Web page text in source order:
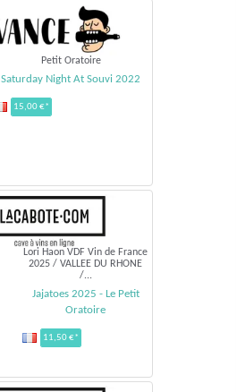
Petit Oratoire
Saturday Night At Souvi 2022
15,00 €*
Lori Haon VDF Vin de France
2025 / VALLEE DU RHONE
/...
Jajatoes 2025 - Le Petit
Oratoire
11,50 €*